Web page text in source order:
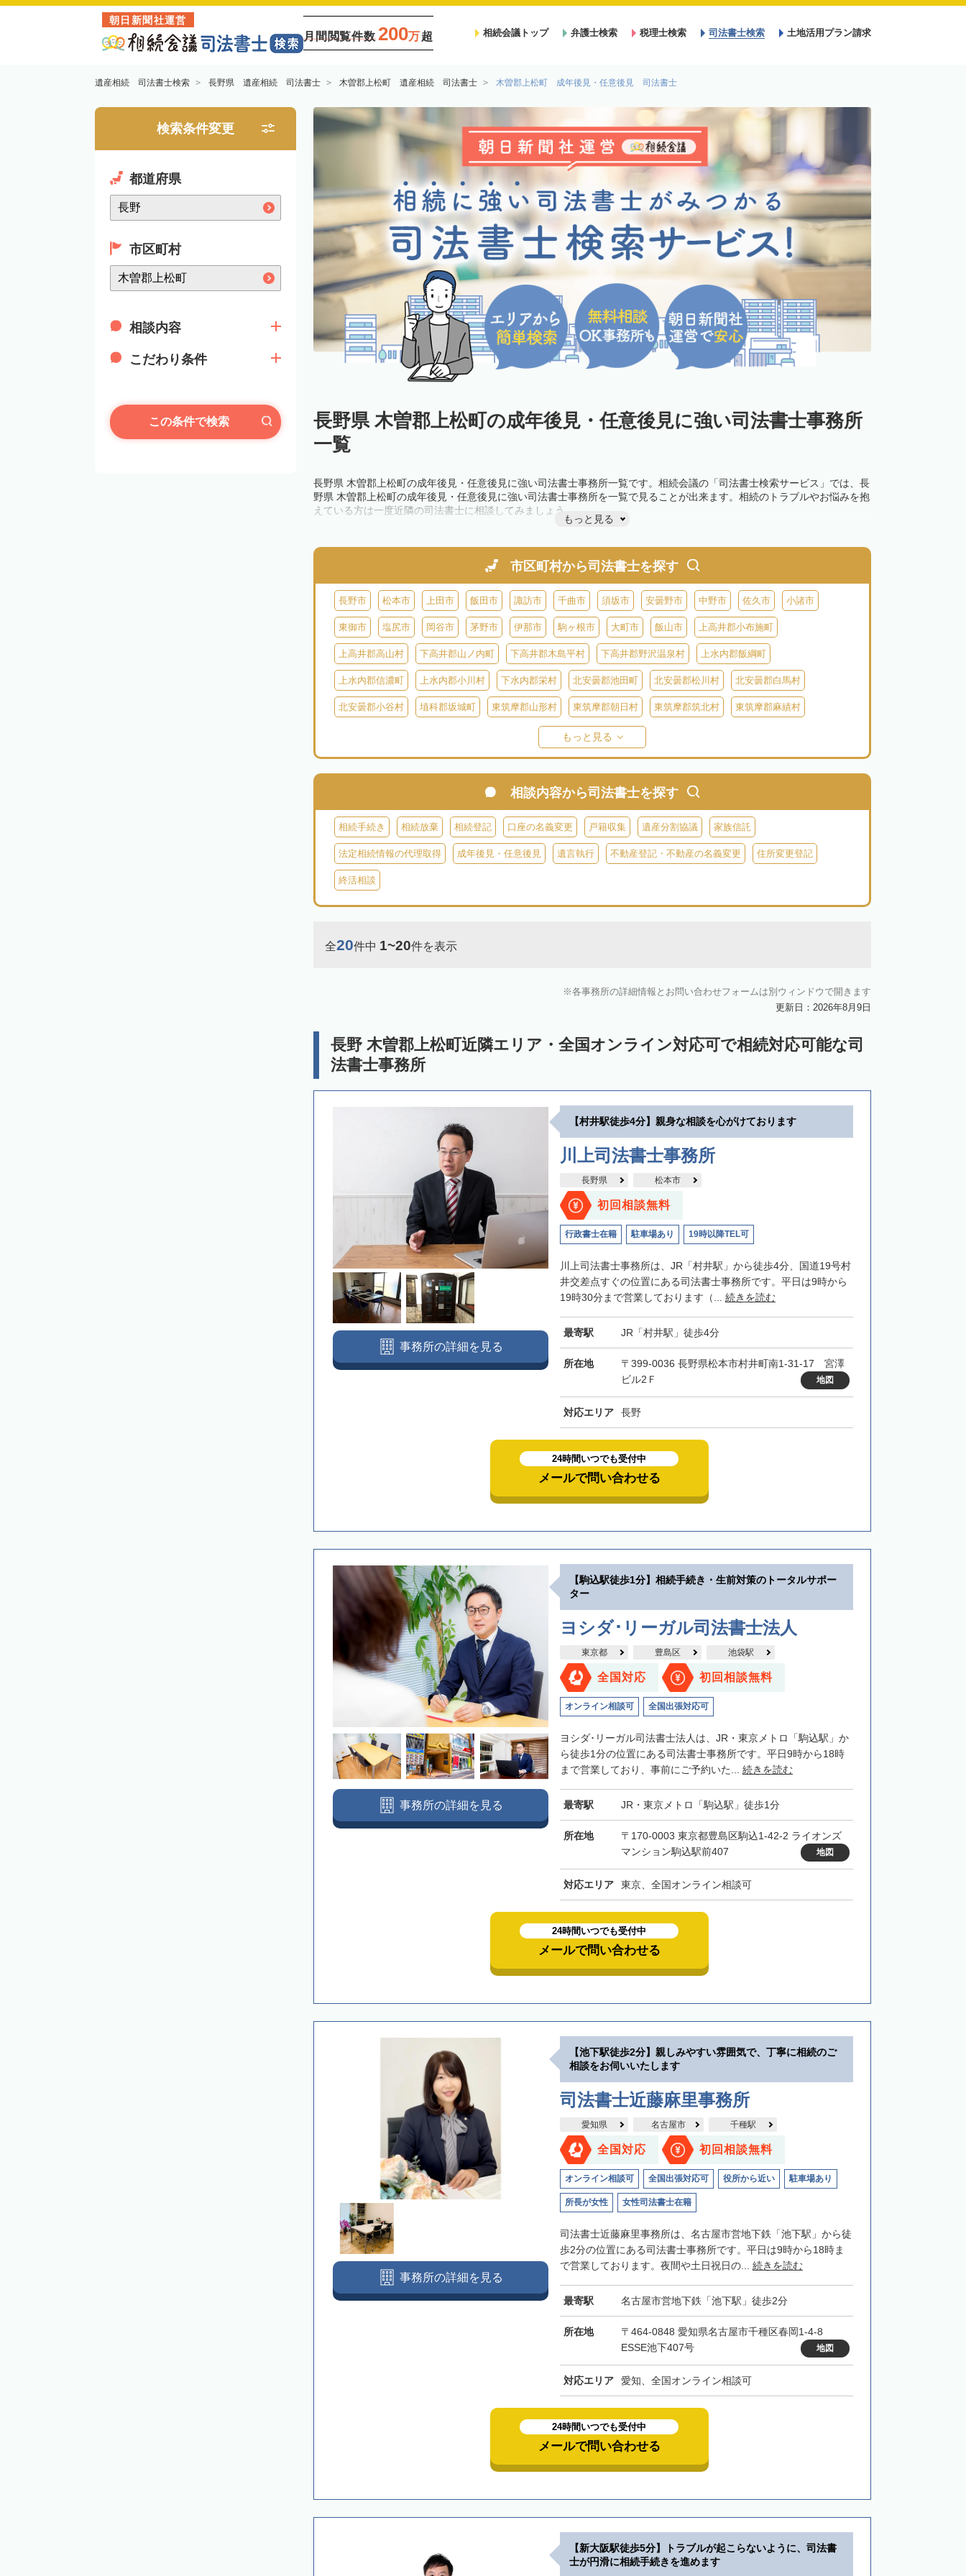
朝日新聞社運営
月間閲覧件数 200万超 相続会議トップ 弁護士検索 税理士検索 司法書士検索 土地活用プラン請求
遺産相続 司法書士検索 長野県 遺産相続 司法書士 木曽郡上松町 遺産相続 司法書士 木曽郡上松町 成年後見・任意後見 司法書士
検索条件変更
都道府県
市区町村
相談内容
こだわり条件
この条件で検索
長野県 木曽郡上松町の成年後見・任意後見に強い司法書士事務所
一覧
長野県 木曽郡上松町の成年後見・任意後見に強い司法書士事務所一覧です。相続会議の「司法書士検索サービス」では、長
野県 木曽郡上松町の成年後見・任意後見に強い司法書士事務所を一覧で見ることが出来ます。相続のトラブルやお悩みを抱
えている方は一度近隣の司法書士に相談してみましょう。
もっと見る
市区町村から司法書士を探す
長野市 松本市 上田市 飯田市 諏訪市 千曲市 須坂市 安曇野市 中野市 佐久市 小諸市
東御市 塩尻市 岡谷市 茅野市 伊那市 駒ヶ根市 大町市 飯山市 上高井郡小布施町
上高井郡高山村 下高井郡山ノ内町 下高井郡木島平村 下高井郡野沢温泉村 上水内郡飯綱町
上水内郡信濃町 上水内郡小川村 下水内郡栄村 北安曇郡池田町 北安曇郡松川村 北安曇郡白馬村
北安曇郡小谷村 埴科郡坂城町 東筑摩郡山形村 東筑摩郡朝日村 東筑摩郡筑北村 東筑摩郡麻績村
北佐久郡軽井沢町
南佐久郡佐久穂町 南佐久郡川上村 南佐久郡小海町 南佐久郡南牧村 南佐久郡南相木村 南佐久郡北相木村
諏訪郡原村 木曽郡木曽町 木曽郡上松町
木曽郡大桑村 木曽郡木祖村 木曽郡王滝村 上伊那郡箕輪町 上伊那郡辰野町 上伊那郡宮田村
上伊那郡南箕輪村 上伊那郡飯島町 上伊那郡中川村 下伊那郡高森町 下伊那郡松川町 下伊那郡豊丘村
下伊那郡阿智村 下伊那郡喬木村 下伊那郡阿南町 下伊那郡下條村 下伊那郡泰阜村 下伊那郡天龍村
下伊那郡大鹿村
もっと見る
相談内容から司法書士を探す
相続手続き 相続放棄 相続登記 口座の名義変更 戸籍収集 遺産分割協議 家族信託
法定相続情報の代理取得 成年後見・任意後見 遺言執行 不動産登記・不動産の名義変更 住所変更登記
終活相談
全20件中 1~20件を表示
各事務所の詳細情報とお問い合わせフォームは別ウィンドウで開きます
更新日：2026年8月9日
長野 木曽郡上松町近隣エリア・全国オンライン対応可で相続対応可能な司
法書士事務所
【村井駅徒歩4分】親身な相談を心がけております
川上司法書士事務所
長野県 松本市
初回相談無料
行政書士在籍 駐車場あり 19時以降TEL可
川上司法書士事務所は、JR「村井駅」から徒歩4分、国道19号村
井交差点すぐの位置にある司法書士事務所です。平日は9時から
19時30分まで営業しております（... 続きを読む
最寄駅 JR「村井駅」徒歩4分
所在地
〒399-0036 長野県松本市村井町南1-31-17 宮澤
ビル2Ｆ
地図
対応エリア 長野
事務所の詳細を見る
24時間いつでも受付中
メールで問い合わせる
【駒込駅徒歩1分】相続手続き・生前対策のトータルサポー
ター
ヨシダ･リーガル司法書士法人
東京都 豊島区 池袋駅
全国対応 初回相談無料
オンライン相談可 全国出張対応可
ヨシダ･リーガル司法書士法人は、JR・東京メトロ「駒込駅」か
ら徒歩1分の位置にある司法書士事務所です。平日9時から18時
まで営業しており、事前にご予約いた... 続きを読む
最寄駅 JR・東京メトロ「駒込駅」徒歩1分
所在地
〒170-0003 東京都豊島区駒込1-42-2 ライオンズ
マンション駒込駅前407
地図
対応エリア 東京、全国オンライン相談可
事務所の詳細を見る
24時間いつでも受付中
メールで問い合わせる
【池下駅徒歩2分】親しみやすい雰囲気で、丁寧に相続のご
相談をお伺いいたします
司法書士近藤麻里事務所
愛知県 名古屋市 千種駅
全国対応 初回相談無料
オンライン相談可 全国出張対応可 役所から近い 駐車場あり
所長が女性 女性司法書士在籍
司法書士近藤麻里事務所は、名古屋市営地下鉄「池下駅」から徒
歩2分の位置にある司法書士事務所です。平日は9時から18時ま
で営業しております。夜間や土日祝日の... 続きを読む
最寄駅 名古屋市営地下鉄「池下駅」徒歩2分
所在地
〒464-0848 愛知県名古屋市千種区春岡1-4-8
ESSE池下407号
地図
対応エリア 愛知、全国オンライン相談可
事務所の詳細を見る
24時間いつでも受付中
メールで問い合わせる
【新大阪駅徒歩5分】トラブルが起こらないように、司法書
士が円滑に相続手続きを進めます